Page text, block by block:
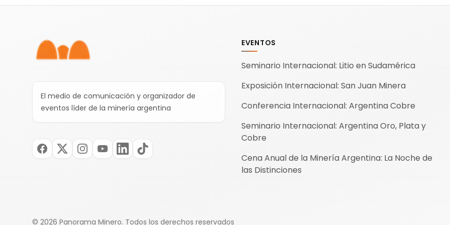
El medio de comunicación y organizador de
eventos líder de la minería argentina
EVENTOS
Seminario Internacional: Litio en Sudamérica
Exposición Internacional: San Juan Minera
Conferencia Internacional: Argentina Cobre
Seminario Internacional: Argentina Oro, Plata y
Cobre
Cena Anual de la Minería Argentina: La Noche de
las Distinciones
© 2026 Panorama Minero. Todos los derechos reservados